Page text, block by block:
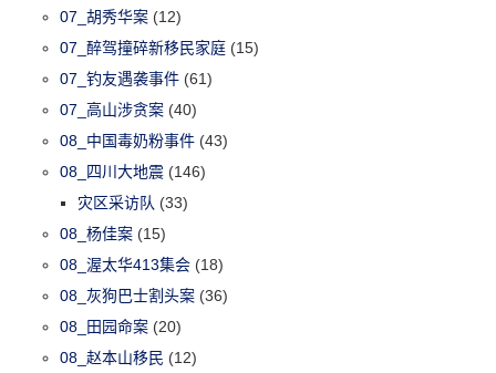
07_胡秀华案 (12)
07_醉驾撞碎新移民家庭 (15)
07_钓友遇袭事件 (61)
07_高山涉贪案 (40)
08_中国毒奶粉事件 (43)
08_四川大地震 (146)
灾区采访队 (33)
08_杨佳案 (15)
08_渥太华413集会 (18)
08_灰狗巴士割头案 (36)
08_田园命案 (20)
08_赵本山移民 (12)